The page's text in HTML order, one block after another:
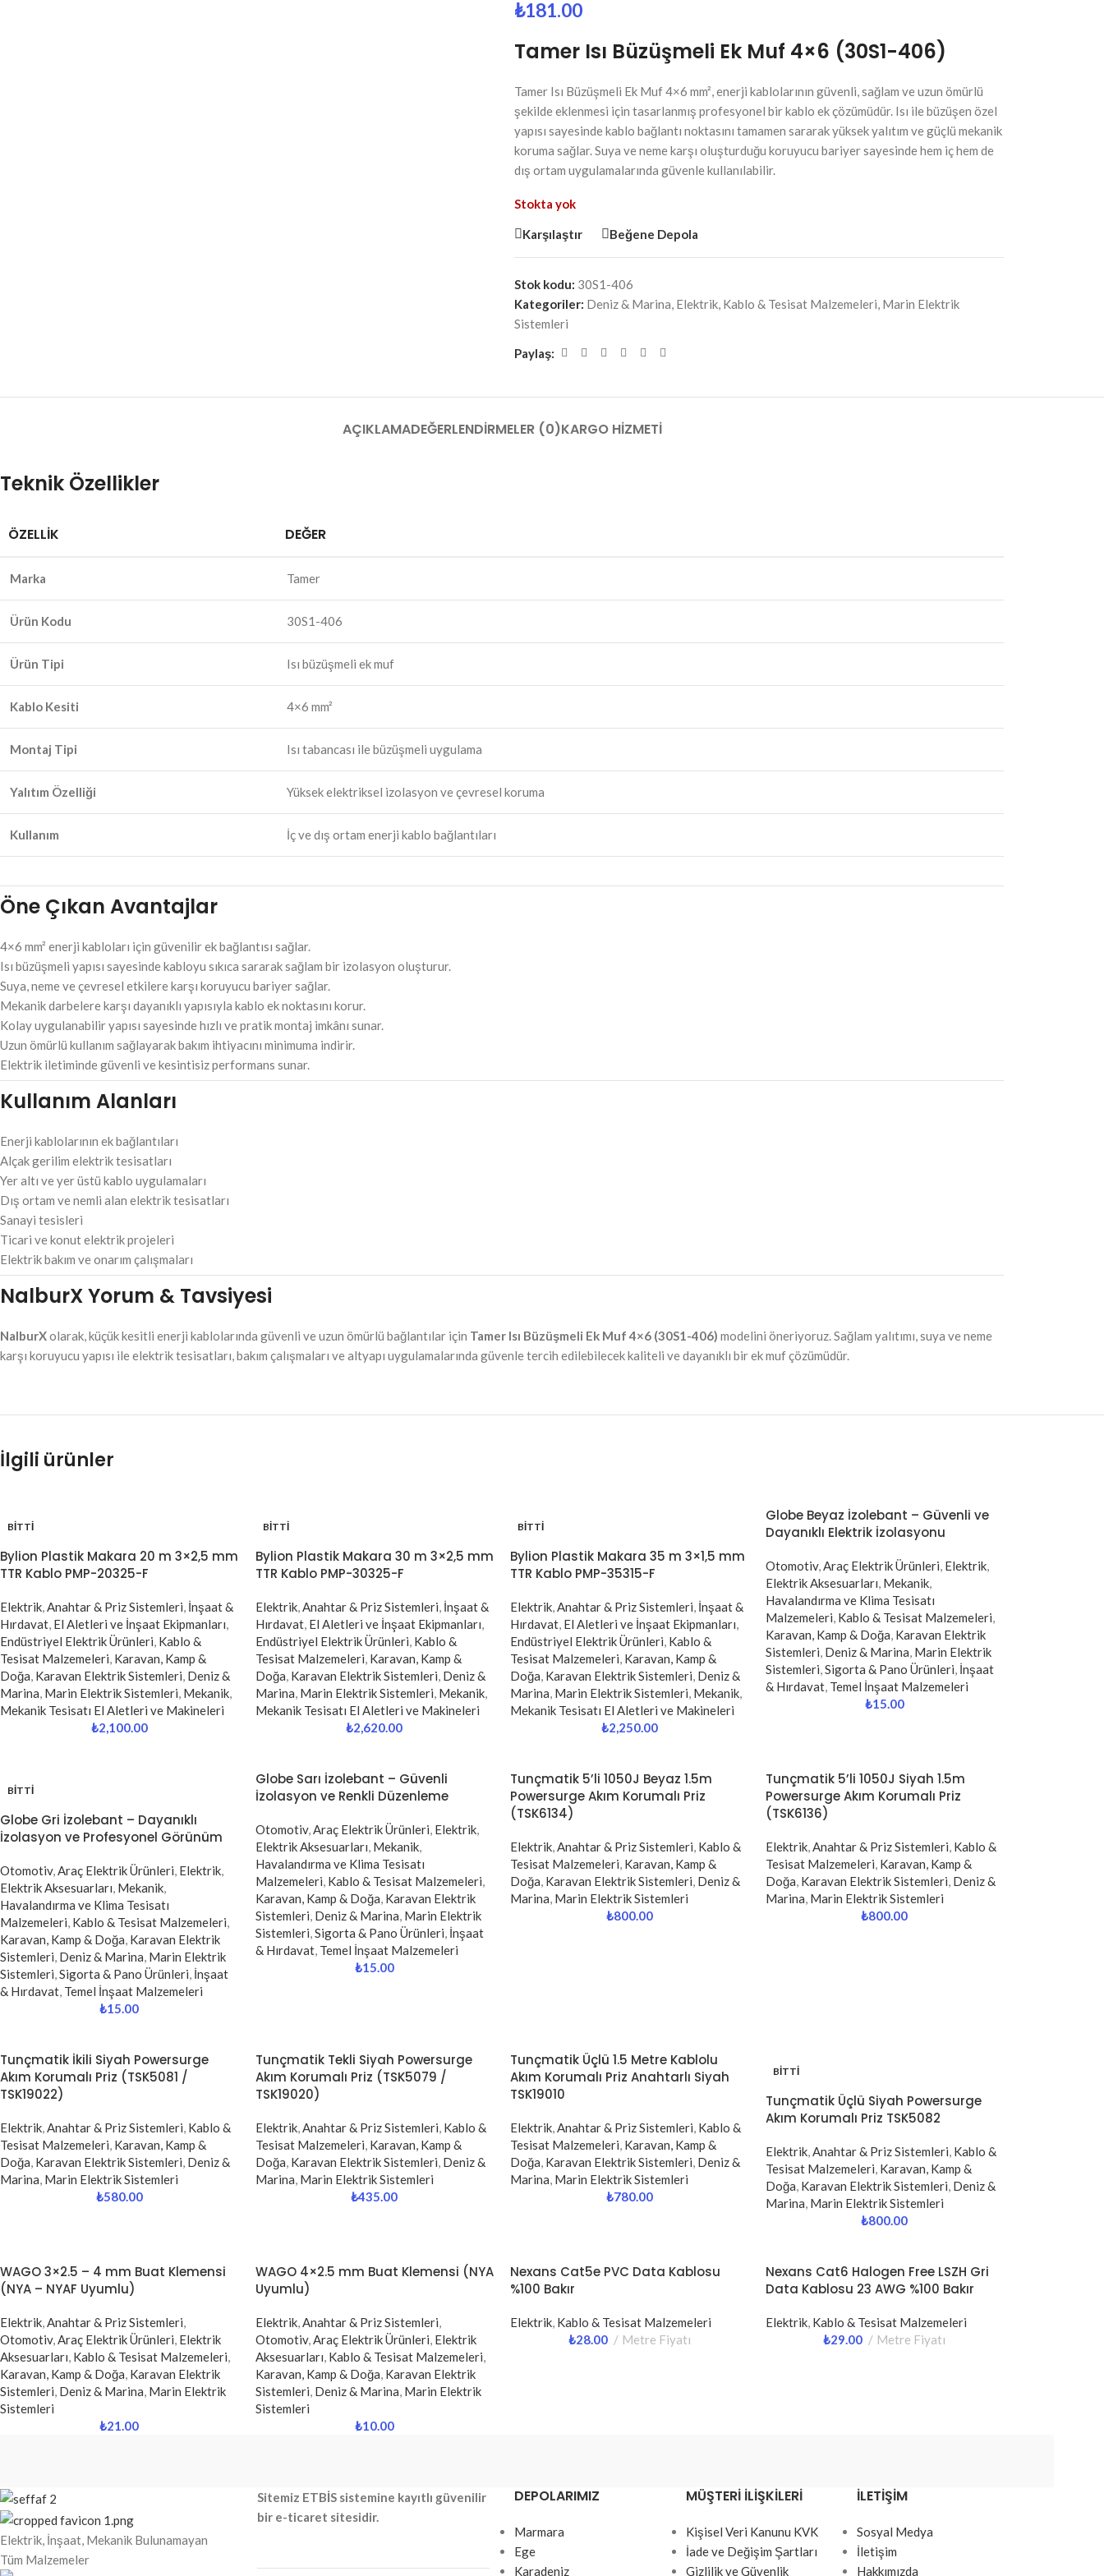
₺181.00
Tamer Isı Büzüşmeli Ek Muf 4×6 (30S1-406)
Tamer Isı Büzüşmeli Ek Muf 4×6 mm², enerji kablolarının güvenli, sağlam ve uzun ömürlü
şekilde eklenmesi için tasarlanmış profesyonel bir kablo ek çözümüdür. Isı ile büzüşen özel
yapısı sayesinde kablo bağlantı noktasını tamamen sararak yüksek yalıtım ve güçlü mekanik
koruma sağlar. Suya ve neme karşı oluşturduğu koruyucu bariyer sayesinde hem iç hem de
dış ortam uygulamalarında güvenle kullanılabilir.
Stokta yok
Karşılaştır Beğene Depola
Stok kodu: 30S1-406
Kategoriler: Deniz & Marina, Elektrik, Kablo & Tesisat Malzemeleri, Marin Elektrik
Sistemleri
Paylaş:
AÇIKLAMADEĞERLENDIRMELER (0)KARGO HIZMETI
Teknik Özellikler
ÖZELLIK DEĞER
Marka Tamer
Ürün Kodu 30S1-406
Ürün Tipi Isı büzüşmeli ek muf
Kablo Kesiti 4×6 mm²
Montaj Tipi Isı tabancası ile büzüşmeli uygulama
Yalıtım Özelliği Yüksek elektriksel izolasyon ve çevresel koruma
Kullanım İç ve dış ortam enerji kablo bağlantıları
Öne Çıkan Avantajlar
4×6 mm² enerji kabloları için güvenilir ek bağlantısı sağlar.
Isı büzüşmeli yapısı sayesinde kabloyu sıkıca sararak sağlam bir izolasyon oluşturur.
Suya, neme ve çevresel etkilere karşı koruyucu bariyer sağlar.
Mekanik darbelere karşı dayanıklı yapısıyla kablo ek noktasını korur.
Kolay uygulanabilir yapısı sayesinde hızlı ve pratik montaj imkânı sunar.
Uzun ömürlü kullanım sağlayarak bakım ihtiyacını minimuma indirir.
Elektrik iletiminde güvenli ve kesintisiz performans sunar.
Kullanım Alanları
Enerji kablolarının ek bağlantıları
Alçak gerilim elektrik tesisatları
Yer altı ve yer üstü kablo uygulamaları
Dış ortam ve nemli alan elektrik tesisatları
Sanayi tesisleri
Ticari ve konut elektrik projeleri
Elektrik bakım ve onarım çalışmaları
NalburX Yorum & Tavsiyesi
NalburXolarak, küçük kesitli enerji kablolarında güvenli ve uzun ömürlü bağlantılar için Tamer Isı Büzüşmeli Ek Muf 4×6 (30S1-406) modelini öneriyoruz. Sağlam yalıtımı, suya ve neme
karşı koruyucu yapısı ile elektrik tesisatları, bakım çalışmaları ve altyapı uygulamalarında güvenle tercih edilebilecek kaliteli ve dayanıklı bir ek muf çözümüdür.
İlgili ürünler
BITTI
Bylion Plastik Makara 20 m 3×2,5 mm
TTR Kablo PMP-20325-F
Elektrik,Anahtar & Priz Sistemleri, İnşaat &
Hırdavat, El Aletleri ve İnşaat Ekipmanları,
Endüstriyel Elektrik Ürünleri, Kablo &
Tesisat Malzemeleri, Karavan, Kamp &
Doğa, Karavan Elektrik Sistemleri, Deniz &
Marina, Marin Elektrik Sistemleri, Mekanik,
Mekanik Tesisatı El Aletleri ve Makineleri
₺2,100.00
BITTI
Bylion Plastik Makara 30 m 3×2,5 mm
TTR Kablo PMP-30325-F
Elektrik,Anahtar & Priz Sistemleri, İnşaat &
Hırdavat, El Aletleri ve İnşaat Ekipmanları,
Endüstriyel Elektrik Ürünleri, Kablo &
Tesisat Malzemeleri, Karavan, Kamp &
Doğa, Karavan Elektrik Sistemleri, Deniz &
Marina, Marin Elektrik Sistemleri, Mekanik,
Mekanik Tesisatı El Aletleri ve Makineleri
₺2,620.00
BITTI
Bylion Plastik Makara 35 m 3×1,5 mm
TTR Kablo PMP-35315-F
Elektrik,Anahtar & Priz Sistemleri, İnşaat &
Hırdavat, El Aletleri ve İnşaat Ekipmanları,
Endüstriyel Elektrik Ürünleri, Kablo &
Tesisat Malzemeleri, Karavan, Kamp &
Doğa, Karavan Elektrik Sistemleri, Deniz &
Marina, Marin Elektrik Sistemleri, Mekanik,
Mekanik Tesisatı El Aletleri ve Makineleri
₺2,250.00
Globe Beyaz İzolebant – Güvenli ve
Dayanıklı Elektrik İzolasyonu
Otomotiv,Araç Elektrik Ürünleri, Elektrik,
Elektrik Aksesuarları, Mekanik,
Havalandırma ve Klima Tesisatı
Malzemeleri, Kablo & Tesisat Malzemeleri,
Karavan, Kamp & Doğa, Karavan Elektrik
Sistemleri, Deniz & Marina, Marin Elektrik
Sistemleri,Sigorta & Pano Ürünleri, İnşaat
& Hırdavat, Temel İnşaat Malzemeleri
₺15.00
BITTI
Globe Gri İzolebant – Dayanıklı
İzolasyon ve Profesyonel Görünüm
Otomotiv,Araç Elektrik Ürünleri, Elektrik,
Elektrik Aksesuarları, Mekanik,
Havalandırma ve Klima Tesisatı
Malzemeleri, Kablo & Tesisat Malzemeleri,
Karavan, Kamp & Doğa, Karavan Elektrik
Sistemleri, Deniz & Marina, Marin Elektrik
Sistemleri,Sigorta & Pano Ürünleri, İnşaat
& Hırdavat, Temel İnşaat Malzemeleri
₺15.00
Globe Sarı İzolebant – Güvenli
İzolasyon ve Renkli Düzenleme
Otomotiv,Araç Elektrik Ürünleri, Elektrik,
Elektrik Aksesuarları, Mekanik,
Havalandırma ve Klima Tesisatı
Malzemeleri, Kablo & Tesisat Malzemeleri,
Karavan, Kamp & Doğa, Karavan Elektrik
Sistemleri, Deniz & Marina, Marin Elektrik
Sistemleri,Sigorta & Pano Ürünleri, İnşaat
& Hırdavat, Temel İnşaat Malzemeleri
₺15.00
Tunçmatik 5’li 1050J Beyaz 1.5m
Powersurge Akım Korumalı Priz
(TSK6134)
Elektrik,Anahtar & Priz Sistemleri, Kablo &
Tesisat Malzemeleri, Karavan, Kamp &
Doğa, Karavan Elektrik Sistemleri, Deniz &
Marina, Marin Elektrik Sistemleri
₺800.00
Tunçmatik 5’li 1050J Siyah 1.5m
Powersurge Akım Korumalı Priz
(TSK6136)
Elektrik,Anahtar & Priz Sistemleri, Kablo &
Tesisat Malzemeleri, Karavan, Kamp &
Doğa, Karavan Elektrik Sistemleri, Deniz &
Marina, Marin Elektrik Sistemleri
₺800.00
Tunçmatik İkili Siyah Powersurge
Akım Korumalı Priz (TSK5081 /
TSK19022)
Elektrik,Anahtar & Priz Sistemleri, Kablo &
Tesisat Malzemeleri, Karavan, Kamp &
Doğa, Karavan Elektrik Sistemleri, Deniz &
Marina, Marin Elektrik Sistemleri
₺580.00
Tunçmatik Tekli Siyah Powersurge
Akım Korumalı Priz (TSK5079 /
TSK19020)
Elektrik,Anahtar & Priz Sistemleri, Kablo &
Tesisat Malzemeleri, Karavan, Kamp &
Doğa, Karavan Elektrik Sistemleri, Deniz &
Marina, Marin Elektrik Sistemleri
₺435.00
Tunçmatik Üçlü 1.5 Metre Kablolu
Akım Korumalı Priz Anahtarlı Siyah
TSK19010
Elektrik,Anahtar & Priz Sistemleri, Kablo &
Tesisat Malzemeleri, Karavan, Kamp &
Doğa, Karavan Elektrik Sistemleri, Deniz &
Marina, Marin Elektrik Sistemleri
₺780.00
BITTI
Tunçmatik Üçlü Siyah Powersurge
Akım Korumalı Priz TSK5082
Elektrik,Anahtar & Priz Sistemleri, Kablo &
Tesisat Malzemeleri, Karavan, Kamp &
Doğa, Karavan Elektrik Sistemleri, Deniz &
Marina, Marin Elektrik Sistemleri
₺800.00
WAGO 3×2.5 – 4 mm Buat Klemensi
(NYA – NYAF Uyumlu)
Elektrik,Anahtar & Priz Sistemleri,
Otomotiv,Araç Elektrik Ürünleri, Elektrik
Aksesuarları, Kablo & Tesisat Malzemeleri,
Karavan, Kamp & Doğa, Karavan Elektrik
Sistemleri, Deniz & Marina, Marin Elektrik
Sistemleri
₺21.00
WAGO 4×2.5 mm Buat Klemensi (NYA
Uyumlu)
Elektrik,Anahtar & Priz Sistemleri,
Otomotiv,Araç Elektrik Ürünleri, Elektrik
Aksesuarları, Kablo & Tesisat Malzemeleri,
Karavan, Kamp & Doğa, Karavan Elektrik
Sistemleri, Deniz & Marina, Marin Elektrik
Sistemleri
₺10.00
Nexans Cat5e PVC Data Kablosu
%100 Bakır
Elektrik, Kablo & Tesisat Malzemeleri
₺28.00 Metre Fiyatı
Nexans Cat6 Halogen Free LSZH Gri
Data Kablosu 23 AWG %100 Bakır
Elektrik, Kablo & Tesisat Malzemeleri
₺29.00 Metre Fiyatı
Elektrik, İnşaat, Mekanik Bulunamayan
Tüm Malzemeler
Sitemiz ETBİS sistemine kayıtlı güvenilir
bir e-ticaret sitesidir.
DEPOLARIMIZ
Marmara
Ege
Karadeniz
MÜŞTERI İLIŞKILERI
Kişisel Veri Kanunu KVK
İade ve Değişim Şartları
Gizlilik ve Güvenlik
İLETIŞIM
Sosyal Medya
İletişim
Hakkımızda